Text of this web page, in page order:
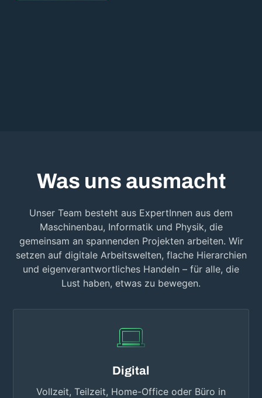
Was uns ausmacht
Unser Team besteht aus ExpertInnen aus dem
Maschinenbau, Informatik und Physik, die
gemeinsam an spannenden Projekten arbeiten. Wir
setzen auf digitale Arbeitswelten, flache Hierarchien
und eigenverantwortliches Handeln – für alle, die
Lust haben, etwas zu bewegen.
Digital
Vollzeit, Teilzeit, Home-Office oder Büro in